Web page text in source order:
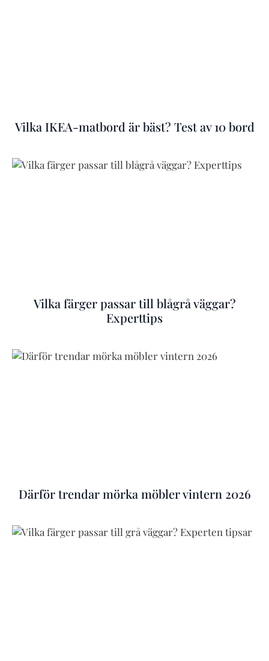
Vilka IKEA-matbord är bäst? Test av 10 bord
Vilka färger passar till blågrå väggar?
Experttips
Därför trendar mörka möbler vintern 2026